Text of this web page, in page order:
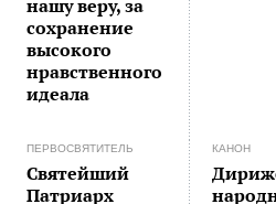
нашу веру, за
сохранение
высокого
нравственного
идеала
ПЕРВОСВЯТИТЕЛЬ
Святейший
Патриарх
КАНОН